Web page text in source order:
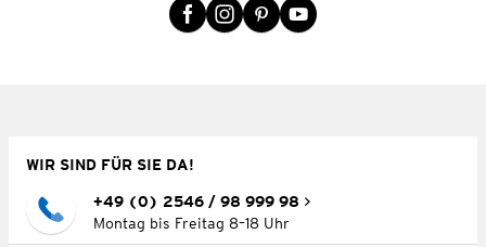
WIR SIND FÜR SIE DA!
+49 (0) 2546 / 98 999 98
Montag bis Freitag 8–18 Uhr